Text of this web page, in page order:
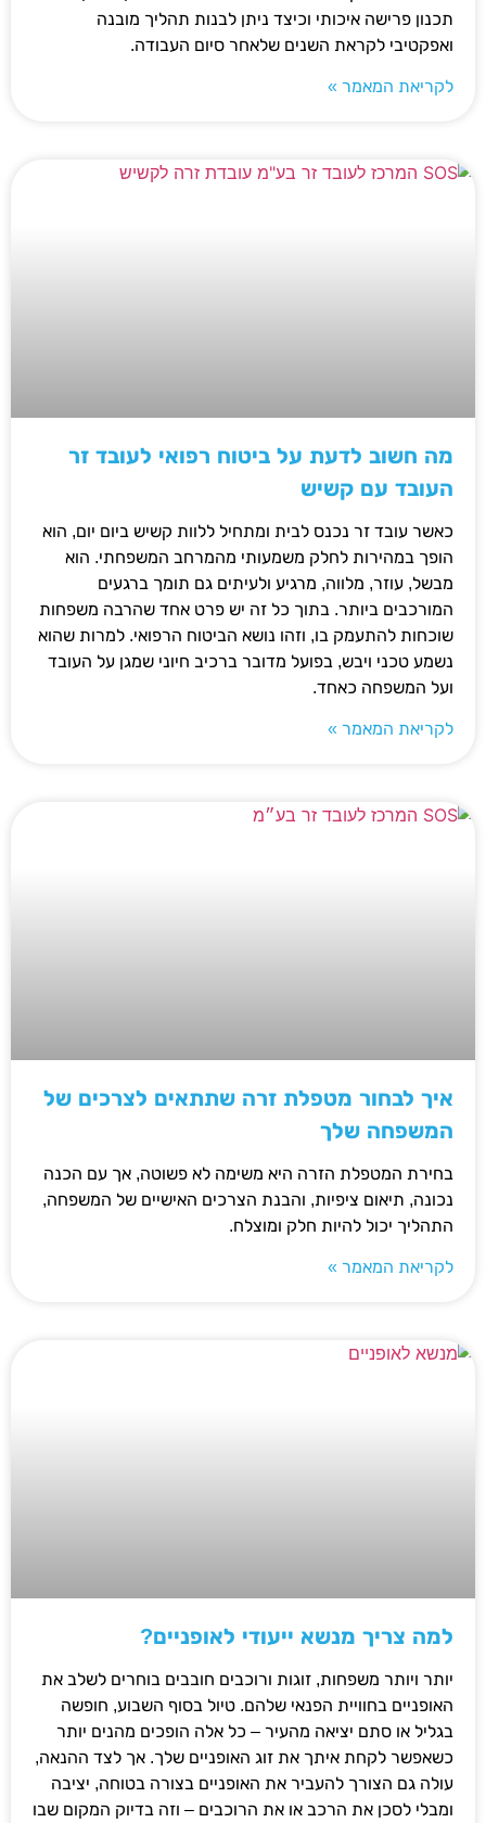
תכנון פרישה איכותי וכיצד ניתן לבנות תהליך מובנה
ואפקטיבי לקראת השנים שלאחר סיום העבודה.
לקריאת המאמר »
מה חשוב לדעת על ביטוח רפואי לעובד זר
העובד עם קשיש
כאשר עובד זר נכנס לבית ומתחיל ללוות קשיש ביום יום, הוא
הופך במהירות לחלק משמעותי מהמרחב המשפחתי. הוא
מבשל, עוזר, מלווה, מרגיע ולעיתים גם תומך ברגעים
המורכבים ביותר. בתוך כל זה יש פרט אחד שהרבה משפחות
שוכחות להתעמק בו, וזהו נושא הביטוח הרפואי. למרות שהוא
נשמע טכני ויבש, בפועל מדובר ברכיב חיוני שמגן על העובד
ועל המשפחה כאחד.
לקריאת המאמר »
איך לבחור מטפלת זרה שתתאים לצרכים של
המשפחה שלך
בחירת המטפלת הזרה היא משימה לא פשוטה, אך עם הכנה
נכונה, תיאום ציפיות, והבנת הצרכים האישיים של המשפחה,
התהליך יכול להיות חלק ומוצלח.
לקריאת המאמר »
למה צריך מנשא ייעודי לאופניים?
יותר ויותר משפחות, זוגות ורוכבים חובבים בוחרים לשלב את
האופניים בחוויית הפנאי שלהם. טיול בסוף השבוע, חופשה
בגליל או סתם יציאה מהעיר – כל אלה הופכים מהנים יותר
כשאפשר לקחת איתך את זוג האופניים שלך. אך לצד ההנאה,
עולה גם הצורך להעביר את האופניים בצורה בטוחה, יציבה
ומבלי לסכן את הרכב או את הרוכבים – וזה בדיוק המקום שבו